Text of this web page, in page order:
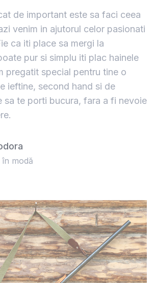
de important este sa faci ceea
venim in ajutorul celor pasionati
ca iti place sa mergi la
pur si simplu iti plac hainele
pregatit special pentru tine o
ieftine, second hand si de
sa te porti bucura, fara a fi nevoie
în modă